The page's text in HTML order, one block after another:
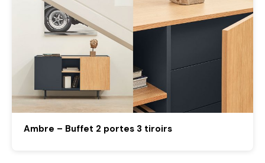
Ambre – Buffet 2 portes 3 tiroirs